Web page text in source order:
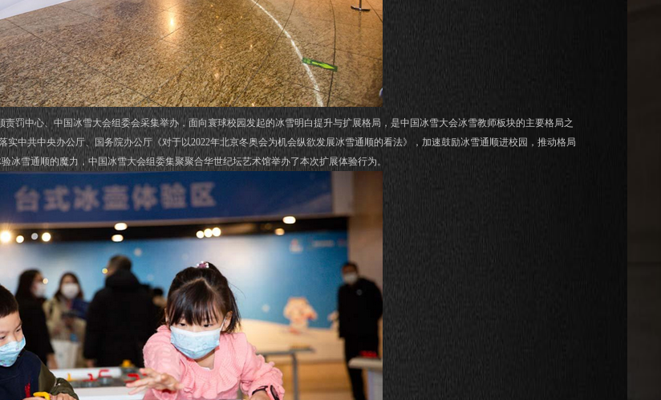
中心、中国冰雪大会组委会采集举办，面向寰球校园发起的冰雪明白提升与扩展格局，是中国冰雪大会冰雪教师板块的主要格局之
中共中央办公厅、国务院办公厅《对于以2022年北京冬奥会为机会纵欲发展冰雪通顺的看法》，加速鼓励冰雪通顺进校园，推动格局
冰雪通顺的魔力，中国冰雪大会组委集聚聚合华世纪坛艺术馆举办了本次扩展体验行为。